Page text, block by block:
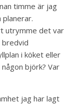
timme är jag
planerar.
utrymme det var
bredvid
i köket eller
björk? Var
jag har lagt